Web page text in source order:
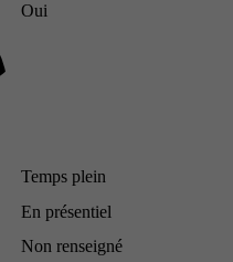
Oui
Temps plein
En présentiel
Non renseigné